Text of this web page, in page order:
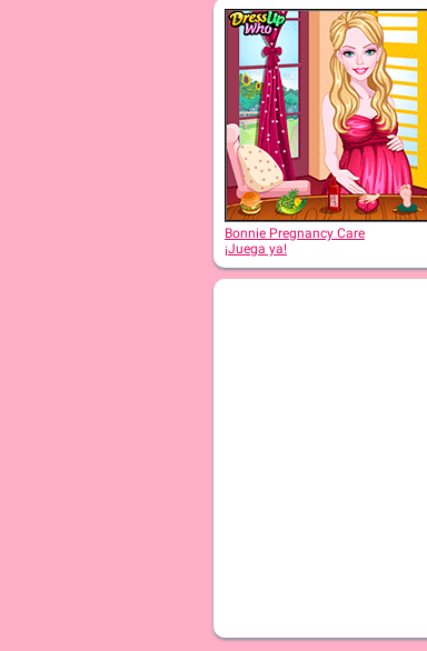
Bonnie Pregnancy Care
¡Juega ya!